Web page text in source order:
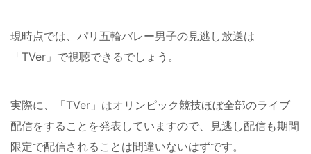
現時点では、パリ五輪バレー男子の見逃し放送は
「TVer」で視聴できるでしょう。
実際に、「TVer」はオリンピック競技ほぼ全部のライブ
配信をすることを発表していますので、見逃し配信も期間
限定で配信されることは間違いないはずです。